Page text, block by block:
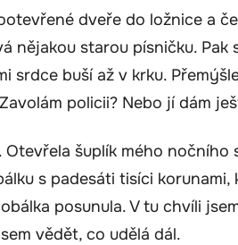
dveře do ložnice a
nějakou starou písničku. Pak
srdce buší až v krku.
policii? Nebo jí dám
šuplík mého nočního
s padesáti tisíci korunami,
posunula. V tu chvíli
vědět, co udělá dál.